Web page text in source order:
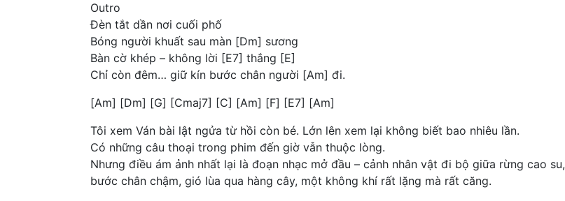
Outro
Đèn tắt dần nơi cuối phố
Bóng người khuất sau màn [Dm] sương
Bàn cờ khép – không lời [E7] thắng [E]
Chỉ còn đêm… giữ kín bước chân người [Am] đi.
[Am] [Dm] [G] [Cmaj7] [C] [Am] [F] [E7] [Am]
Tôi xem Ván bài lật ngửa từ hồi còn bé. Lớn lên xem lại không biết bao nhiêu lần.
Có những câu thoại trong phim đến giờ vẫn thuộc lòng.
Nhưng điều ám ảnh nhất lại là đoạn nhạc mở đầu – cảnh nhân vật đi bộ giữa rừng cao su,
bước chân chậm, gió lùa qua hàng cây, một không khí rất lặng mà rất căng.